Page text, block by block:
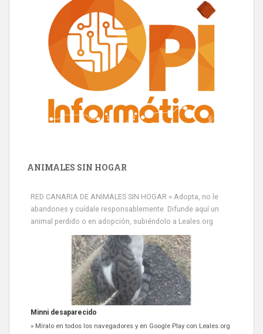
ANIMALES SIN HOGAR
RED CANARIA DE ANIMALES SIN HOGAR » Adopta, no le
abandones y cuídale responsablemente. Difunde aquí un
animal perdido o en adopción, subiéndolo a Leales.org
Siami Perdida
Se llama Siami,es hembra de 4 años,esterilizada con marca de